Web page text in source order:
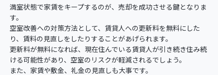
満室状態で家賃をキープするのが、売却を成功させる鍵となりま
す。
空室改善への対策方法として、賃貸人への更新料を無料にした
り、賃料の見直しをしたりすることがあげられます。
更新料が無料になれば、現在住んでいる賃貸人が引き続き住み続
ける可能性があり、空室のリスクが軽減されるでしょう。
また、家賃や敷金、礼金の見直しも大事です。